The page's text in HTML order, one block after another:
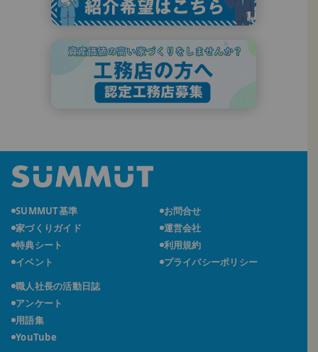
SUMMUT基準
家づくりガイド
特典シート
イベント
職人社長の活動日誌
アンケート
用語集
YouTube
お問合せ
運営会社
利用規約
プライバシーポリシー